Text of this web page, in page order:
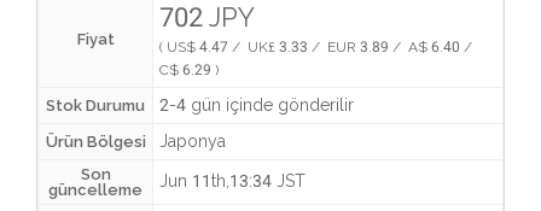
Fiyat
702 JPY
( US$ 4.47 / UK£ 3.33 / EUR 3.89 / A$ 6.40 /
C$ 6.29 )
Stok Durumu 2-4 gün içinde gönderilir
Ürün Bölgesi Japonya
Son
güncelleme
Jun 11th,13:34 JST